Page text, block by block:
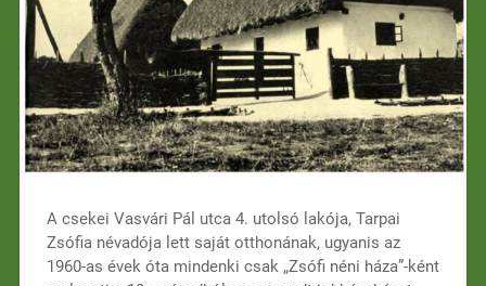
A csekei Vasvári Pál utca 4. utolsó lakója, Tarpai
Zsófia névadója lett saját otthonának, ugyanis az
1960-as évek óta mindenki csak „Zsófi néni háza”-ként